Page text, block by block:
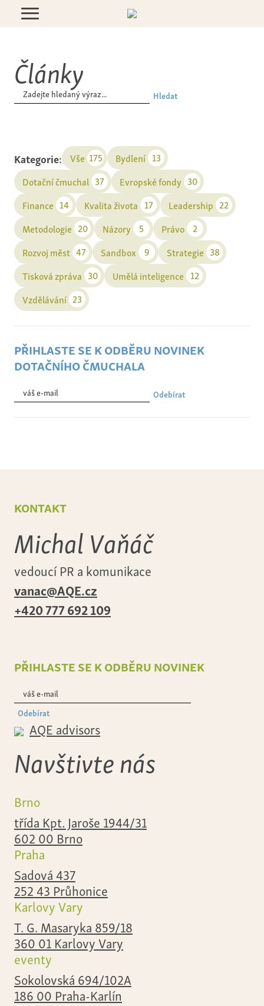
Články
Hledat
Kategorie: Vše 175 Bydlení 13
Dotační čmuchal 37 Evropské fondy 30
Finance 14 Kvalita života 17 Leadership 22
Metodologie 20 Názory 5 Právo 2
Rozvoj měst 47 Sandbox 9 Strategie 38
Tisková zpráva 30 Umělá inteligence 12
Vzdělávání 23
přihlaste se k odběru novinek
dotačního čmuchala
Odebírat
kontakt
Michal Vaňáč
vedoucí PR a komunikace
vanac@AQE.cz
+420 777 692 109
přihlaste se k odběru novinek
Odebírat
AQE advisors
Navštivte nás
Brno
třída Kpt. Jaroše 1944/31
602 00 Brno
Praha
Sadová 437
252 43 Průhonice
Karlovy Vary
T. G. Masaryka 859/18
360 01 Karlovy Vary
eventy
Sokolovská 694/102A
186 00 Praha-Karlín